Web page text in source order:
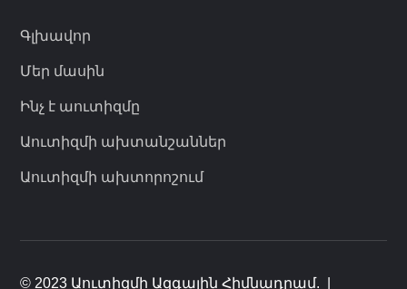
Գլխավոր
Մեր մասին
Ինչ է աուտիզմը
Աուտիզմի ախտանշաններ
Աուտիզմի ախտորոշում
© 2023 Աուտիզմի Ազգային Հիմնադրամ.